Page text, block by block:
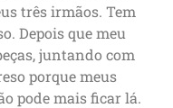
três irmãos. Tem
Depois que meu
juntando com
porque meus
pode mais ficar lá.